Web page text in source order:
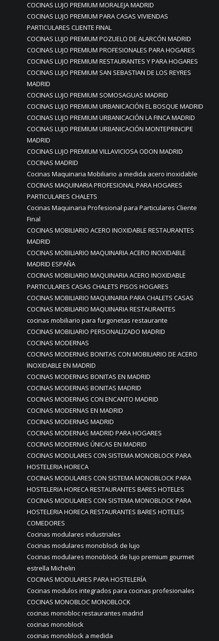
COCINAS LUJO PREMIUM MORALEJA MADRID
COCINAS LUJO PREMIUM PARA CASAS VIVIENDAS
PARTICULARES CLIENTE FINAL
COCINAS LUJO PREMIUM POZUELO DE ALARCÓN MADRID
COCINAS LUJO PREMIUM PROFESIONALES PARA HOGARES
COCINAS LUJO PREMIUM RESTAURANTES Y PARA HOGARES
COCINAS LUJO PREMIUM SAN SEBASTIAN DE LOS REYRES
MADRID
COCINAS LUJO PREMIUM SOMOSAGUAS MADRID
COCINAS LUJO PREMIUM URBANICACIÓN EL BOSQUE MADRID
COCINAS LUJO PREMIUM URBANICACIÓN LA FINCA MADRID
COCINAS LUJO PREMIUM URBANICACIÓN MONTEPRINCIPE
MADRID
COCINAS LUJO PREMIUM VILLAVICIOSA ODON MADRID
COCINAS MADRID
Cocinas Maquinaria Mobiliario a medida acero inoxidable
COCINAS MAQUINARIA PROFESIONAL PARA HOGARES
PARTICULARES CHALETS
Cocinas Maquinaria Profesional para Particulares Cliente
Final
COCINAS MOBILIARIO ACERO INOXIDABLE RESTAURANTES
MADRID
COCINAS MOBILIARIO MAQUINARIA ACERO INOXIDABLE
MADRID ESPAÑA
COCINAS MOBILIARIO MAQUINARIA ACERO INOXIDABLE
PARTICULARES CASAS CHALETS PISOS HOGARES
COCINAS MOBILIARIO MAQUINARIA PARA CHALETS CASAS
COCINAS MOBILIARIO MAQUINARIA RESTAURANTES
cocinas mobiliario para furgonetas restaurante
COCINAS MOBILIARIO PERSONALIZADO MADRID
COCINAS MODERNAS
COCINAS MODERNAS BONITAS CON MOBILIARIO DE ACERO
INOXIDABLE EN MADRID
COCINAS MODERNAS BONITAS EN MADRID
COCINAS MODERNAS BONITAS MADRID
COCINAS MODERNAS CON ENCANTO MADRID
COCINAS MODERNAS EN MADRID
COCINAS MODERNAS MADRID
COCINAS MODERNAS MADRID PARA HOGARES
COCINAS MODERNAS ÚNICAS EN MADRID
COCINAS MODULARES CON SISTEMA MONOBLOCK PARA
HOSTELERIA HORECA
COCINAS MODULARES CON SISTEMA MONOBLOCK PARA
HOSTELERIA HORECA RESTAURANTES BARES HOTELES
COCINAS MODULARES CON SISTEMA MONOBLOCK PARA
HOSTELERIA HORECA RESTAURANTES BARES HOTELES
COMEDORES
Cocinas modulares industriales
Cocinas modulares monoblock de lujo
Cocinas modulares monoblock de lujo premium gourmet
estrella Michelin
COCINAS MODULARES PARA HOSTELERÍA
Cocinas modulos integrados para cocinas profesionales
COCINAS MONOBLOC MONOBLOCK
cocinas monobloc restaurantes madrid
cocinas monoblock
cocinas monoblock a medida